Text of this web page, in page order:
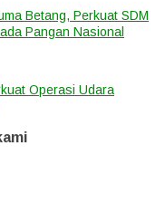
Betang, Perkuat SDM
Pangan Nasional
Operasi Udara